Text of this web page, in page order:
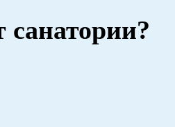
санатории?